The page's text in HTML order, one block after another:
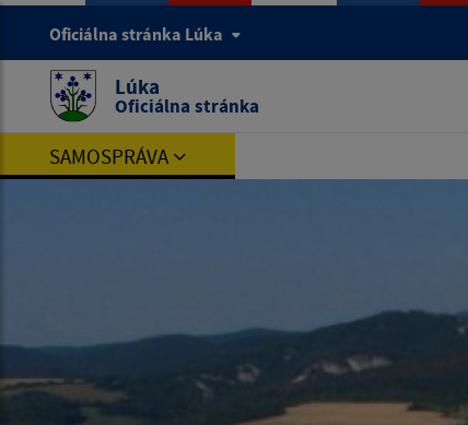
Oficiálna stránka Lúka
Lúka
Oficiálna stránka
SAMOSPRÁVA